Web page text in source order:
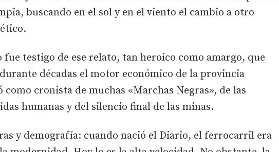
buscando en el sol y en el viento el cambio a otro
fue testigo de ese relato, tan heroico como amargo, que
décadas el motor económico de la provincia
como cronista de muchas «Marchas Negras», de las
humanas y del silencio final de las minas.
y demografía: cuando nació el Diario, el ferrocarril era